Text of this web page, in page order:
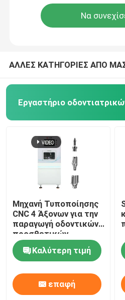
ΑΛΛΕΣ ΚΑΤΗΓΟΡΙΕΣ ΑΠΟ
Μηχανή Τυποποίησης
CNC 4 Άξονων για την
παραγωγή οδοντικών
προσθετικών
Καλύτερη τιμή
επαφή